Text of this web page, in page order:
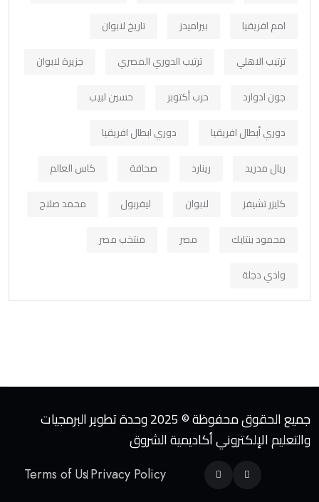
امم افريقيا
بيراميدز
تاريخ لابوان
ترتيب الاهلي
ترتيب الدوري المصري
جزيرة لابوان
جون ادوارد
حرب أكتوبر
حسين لبيب
دوري أبطال افريقيا
دوري ابطال افريقيا
ريال مدريد
رينارد صحافة
كاس العالم
كايزر تشيفز
لابوان ليفربول
محمد صلاح
محمود بنتايك
مصر
منتخب مصر
وادي دجلة
جميع الحقوق محفوظة © 2025 وحدة تطوير البرمجيات
والتعليم الإلكتروني أكاديمية الشروق
Terms of UsPrivacy Policy